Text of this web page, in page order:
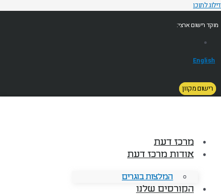
דילוג לתוכן
מוקד רישום ארצי:
English
רישום מקוון
מרכז דעת
אודות מרכז דעת
המלצות בוגרים
הקורסים שלנו